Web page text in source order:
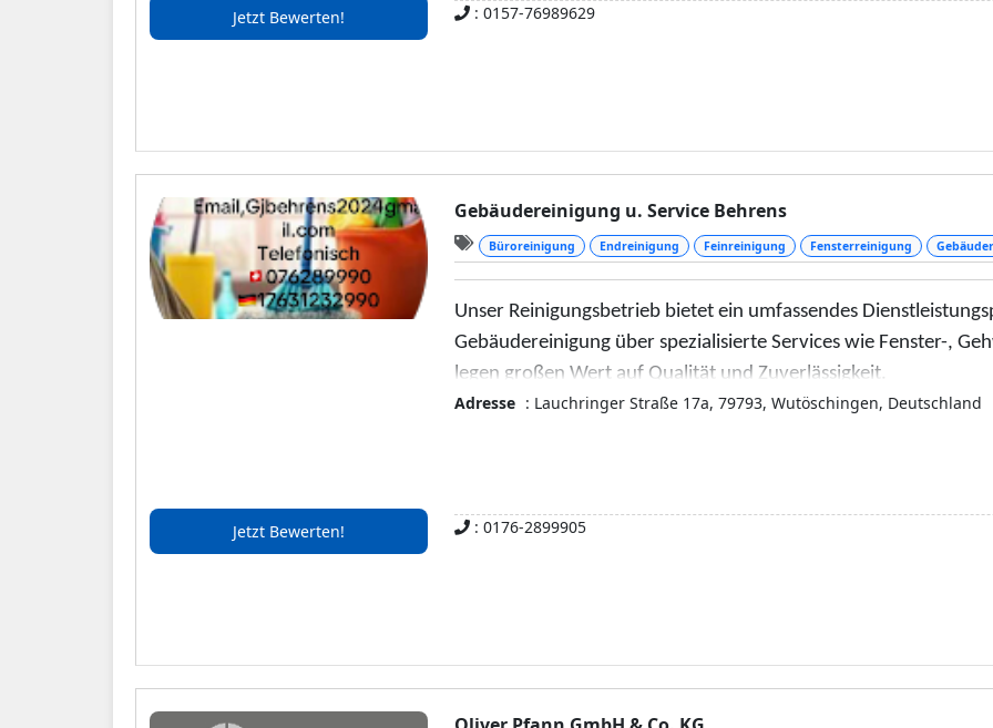
Jetzt Bewerten! : 0157-76989629
Gebäudereinigung u. Service Behrens
Büroreinigung Endreinigung Feinreinigung Fensterreinigung
Unser Reinigungsbetrieb bietet ein umfassendes
Gebäudereinigung über spezialisierte Services wie Fenster-,
legen großen Wert auf Qualität und Zuverlässigkeit.
Adresse : Lauchringer Straße 17a, 79793, Wutöschingen, Deutschland
Jetzt Bewerten! : 0176-2899905